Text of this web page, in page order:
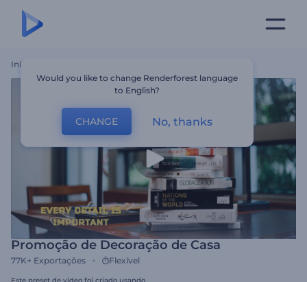
Início
Promoção de Decoração de Casa
77K+ Exportações Flexível
Would you like to change Renderforest language
to English?
CHANGE No, thanks